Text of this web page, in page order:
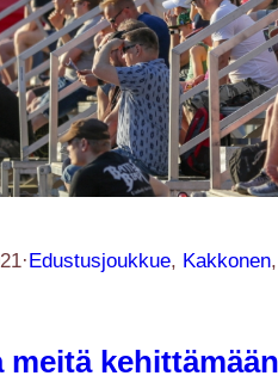
· Edustusjoukkue, Kakkonen,
meitä kehittämään